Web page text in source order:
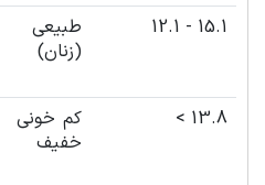
15.1 - 12.1
طبیعی
(زنان)
13.8 >
کم خونی
خفیف